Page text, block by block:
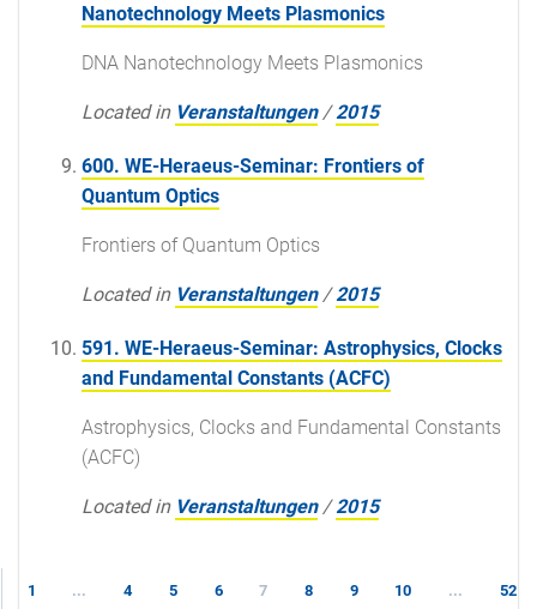
Nanotechnology Meets Plasmonics
DNA Nanotechnology Meets Plasmonics
Located in Veranstaltungen /2015
600. WE-Heraeus-Seminar: Frontiers of
Quantum Optics
Frontiers of Quantum Optics
Located in Veranstaltungen /2015
591. WE-Heraeus-Seminar: Astrophysics, Clocks
and Fundamental Constants (ACFC)
Astrophysics, Clocks and Fundamental Constants
(ACFC)
Located in Veranstaltungen /2015
1 ... 4 5 6 7 8 9 10 ... 52